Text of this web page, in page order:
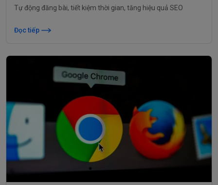
Tự động đăng bài, tiết kiệm thời gian, tăng hiệu quả SEO
Đọc tiếp